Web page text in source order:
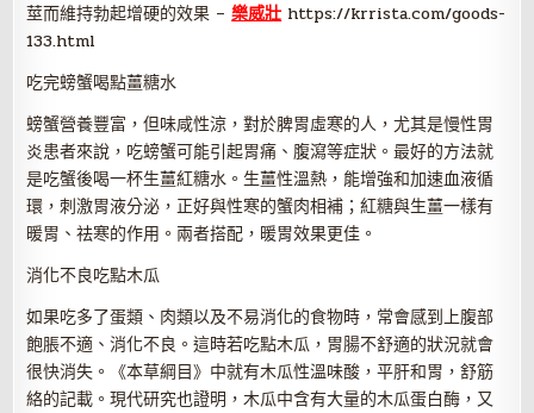
莖而維持勃起增硬的效果 –樂威壯 https://krrista.com/goods-
133.html
吃完螃蟹喝點薑糖水
螃蟹營養豐富，但味咸性涼，對於脾胃虛寒的人，尤其是慢性胃
炎患者來說，吃螃蟹可能引起胃痛、腹瀉等症狀。最好的方法就
是吃蟹後喝一杯生薑紅糖水。生薑性溫熱，能增強和加速血液循
環，刺激胃液分泌，正好與性寒的蟹肉相補；紅糖與生薑一樣有
暖胃、祛寒的作用。兩者搭配，暖胃效果更佳。
消化不良吃點木瓜
如果吃多了蛋類、肉類以及不易消化的食物時，常會感到上腹部
飽脹不適、消化不良。這時若吃點木瓜，胃腸不舒適的狀況就會
很快消失。《本草綱目》中就有木瓜性溫味酸，平肝和胃，舒筋
絡的記載。現代研究也證明，木瓜中含有大量的木瓜蛋白酶，又